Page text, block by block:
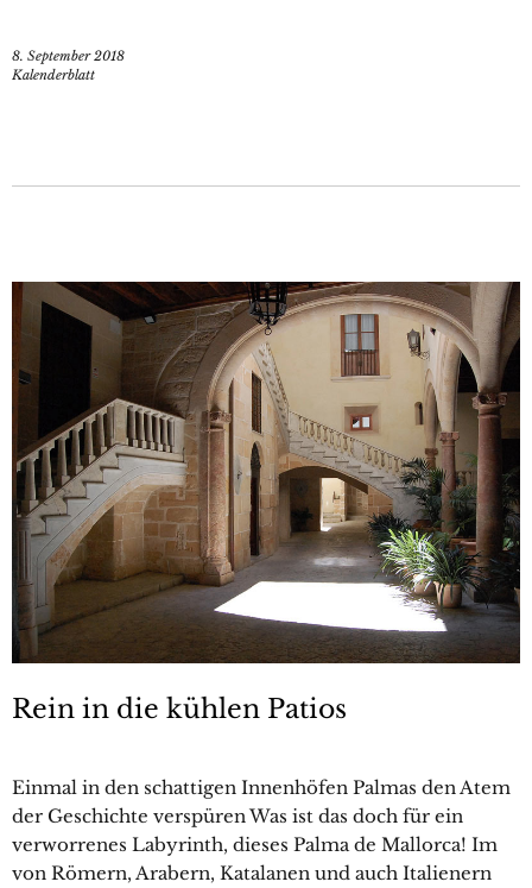
8. September 2018
Kalenderblatt
Rein in die kühlen Patios
Einmal in den schattigen Innenhöfen Palmas den Atem
der Geschichte verspüren Was ist das doch für ein
verworrenes Labyrinth, dieses Palma de Mallorca! Im
von Römern, Arabern, Katalanen und auch Italienern